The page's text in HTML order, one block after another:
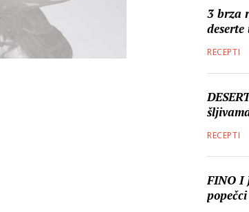
3 brza
deserte
RECEPTI
RECEPTI
FINO I